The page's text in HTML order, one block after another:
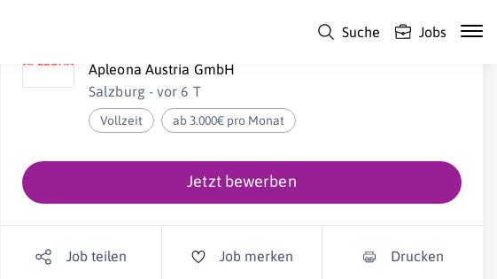
Suche Jobs
Facility Service Techniker:in (m/w/d) Salzburg
Apleona Austria GmbH
Salzburg - vor 6 T
Vollzeit ab 3.000€ pro Monat
Jetzt bewerben
Job teilen Job merken Drucken